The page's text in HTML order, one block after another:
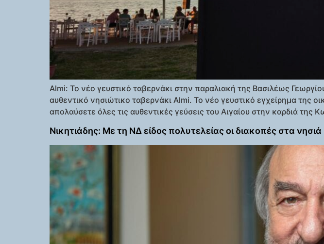
Almi: Το νέο γευστικό ταβερνάκι στην παραλιακή της Βασιλέως
αυθεντικό νησιώτικο ταβερνάκι Almi. Το νέο γευστικό εγχείρημα της
απολαύσετε όλες τις αυθεντικές γεύσεις του Αιγαίου στην καρδιά
Νικητιάδης: Με τη ΝΔ είδος πολυτελείας οι διακοπές στα